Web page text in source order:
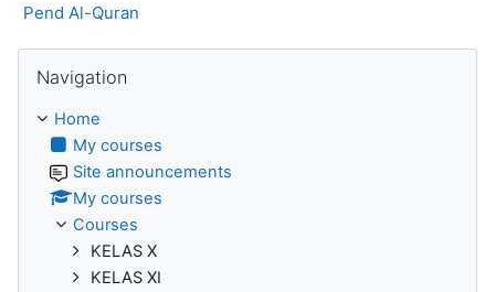
Pend Al-Quran
Navigation
Home
My courses
Site announcements
My courses
Courses
KELAS X
KELAS XI